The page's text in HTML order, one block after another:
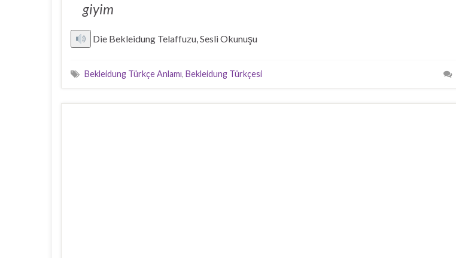
giyim
Die Bekleidung Telaffuzu, Sesli Okunuşu
Bekleidung Türkçe Anlamı, Bekleidung Türkçesi